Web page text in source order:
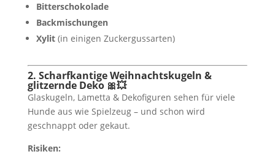
Bitterschokolade
Backmischungen
Xylit(in einigen Zuckergussarten)
2. Scharfkantige Weihnachtskugeln &
glitzernde Deko 🎀💥
Glaskugeln, Lametta & Dekofiguren sehen für viele
Hunde aus wie Spielzeug – und schon wird
geschnappt oder gekaut.
Risiken: